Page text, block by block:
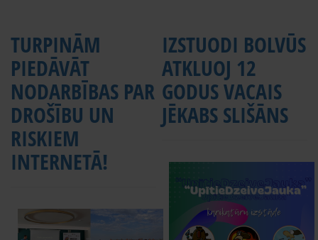
TURPINĀM
PIEDĀVĀT
NODARBĪBAS PAR
DROŠĪBU UN
RISKIEM
INTERNETĀ!
IZSTUODI BOLVŪS
ATKLUOJ 12
GODUS VACAIS
JĒKABS SLIŠĀNS